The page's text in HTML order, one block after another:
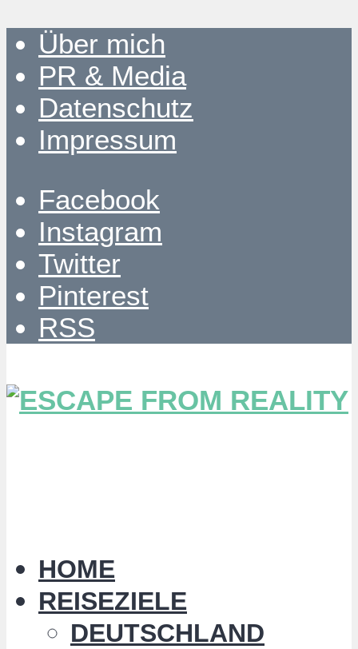
Über mich
PR & Media
Datenschutz
Impressum
Facebook
Instagram
Twitter
Pinterest
RSS
HOME
REISEZIELE
DEUTSCHLAND